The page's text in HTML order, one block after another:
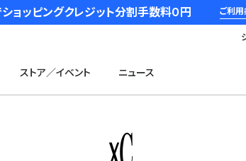
ョッピングクレジット分割手数料０円 ご利用
ストア／イベント ニュース